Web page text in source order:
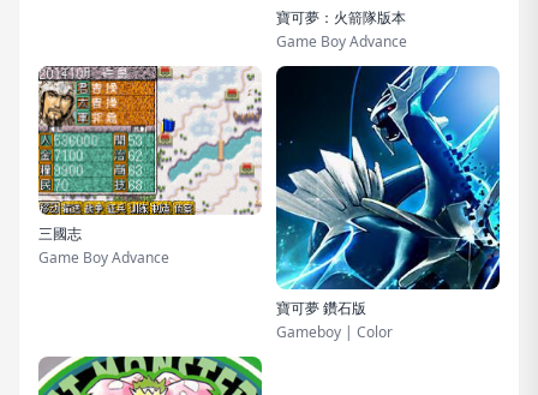
寶可夢：火箭隊版本
Game Boy Advance
三國志
Game Boy Advance
寶可夢 鑽石版
Gameboy | Color